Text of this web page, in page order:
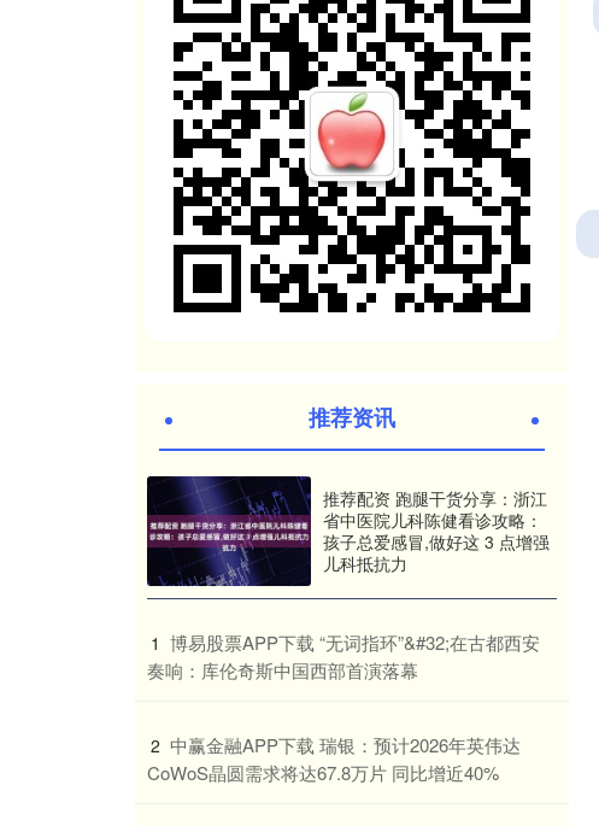
推荐资讯
推荐配资 跑腿干货分享：浙江
省中医院儿科陈健看诊攻略：
孩子总爱感冒,做好这 3 点增强
儿科抵抗力
1 ​博易股票APP下载 “无词指环”&#32;在古都西安
奏响：库伦奇斯中国西部首演落幕
2 ​中赢金融APP下载 瑞银：预计2026年英伟达
CoWoS晶圆需求将达67.8万片 同比增近40%